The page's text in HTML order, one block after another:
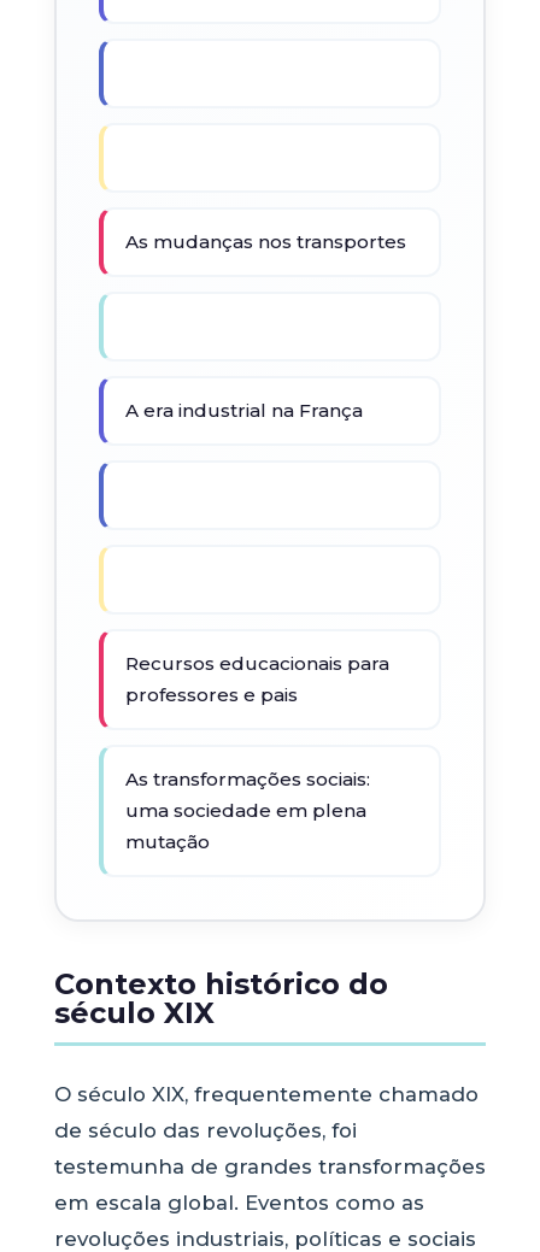
As mudanças nos transportes
A era industrial na França
Recursos educacionais para
professores e pais
As transformações sociais:
uma sociedade em plena
mutação
Contexto histórico do
século XIX
O século XIX, frequentemente chamado
de século das revoluções, foi
testemunha de grandes transformações
em escala global. Eventos como as
revoluções industriais, políticas e sociais